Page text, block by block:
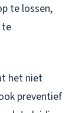
te lossen,
te
het niet
preventief